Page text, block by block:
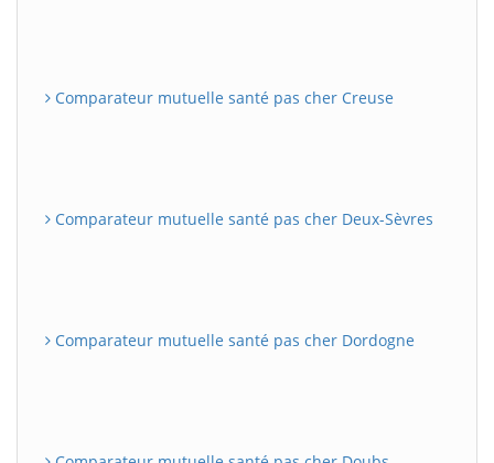
Comparateur mutuelle santé pas cher Creuse
Comparateur mutuelle santé pas cher Deux-Sèvres
Comparateur mutuelle santé pas cher Dordogne